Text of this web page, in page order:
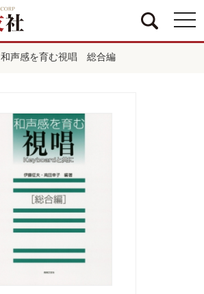
和声感を育む視唱 総合編